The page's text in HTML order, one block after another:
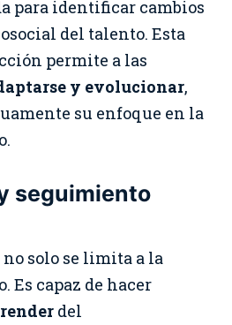
para identificar cambios
del talento. Esta
permite a las
y evolucionar,
su enfoque en la
seguimiento
no solo se limita a la
Es capaz de hacer
del